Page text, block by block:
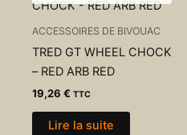
ACCESSOIRES DE BIVOUAC
TRED GT WHEEL CHOCK
– RED ARB RED
19,26 € TTC
Lire la suite